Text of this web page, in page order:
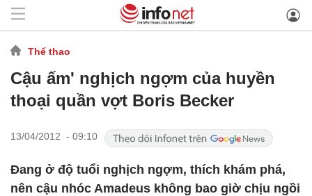
Thể thao
Cậu ấm' nghịch ngợm của huyền
thoại quần vợt Boris Becker
13/04/2012 - 09:10
Đang ở độ tuổi nghịch ngợm, thích khám phá,
nên cậu nhóc Amadeus không bao giờ chịu ngồi